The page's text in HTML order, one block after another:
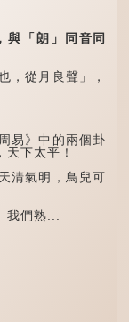
音：若）原是
解字·叒部》：
出東方湯谷所登
「朗」同音同
從月良聲」，
》中的兩個卦
下太平！
氣明，鳥兒可
們熟...